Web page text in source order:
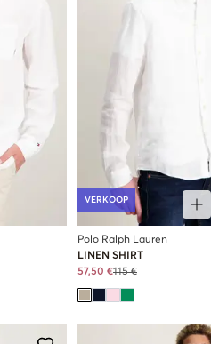
VERKOOP
Polo Ralph Lauren
LINEN SHIRT
57,50 €115 €